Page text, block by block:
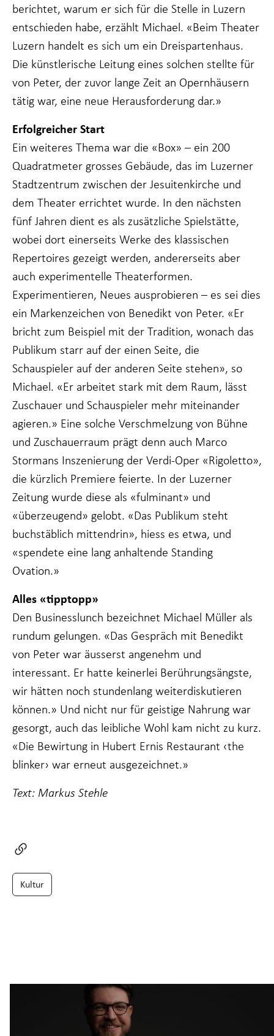
Kultur
berichtet, warum er sich für die Stelle in Luzern
entschieden habe, erzählt Michael. «Beim Theater
Luzern handelt es sich um ein Dreispartenhaus.
Die künstlerische Leitung eines solchen stellte für
von Peter, der zuvor lange Zeit an Opernhäusern
tätig war, eine neue Herausforderung dar.»
Erfolgreicher Start
Ein weiteres Thema war die «Box» – ein 200
Quadratmeter grosses Gebäude, das im Luzerner
Stadtzentrum zwischen der Jesuitenkirche und
dem Theater errichtet wurde. In den nächsten
fünf Jahren dient es als zusätzliche Spielstätte,
wobei dort einerseits Werke des klassischen
Repertoires gezeigt werden, andererseits aber
auch experimentelle Theaterformen.
Experimentieren, Neues ausprobieren – es sei dies
ein Markenzeichen von Benedikt von Peter. «Er
bricht zum Beispiel mit der Tradition, wonach das
Publikum starr auf der einen Seite, die
Schauspieler auf der anderen Seite stehen», so
Michael. «Er arbeitet stark mit dem Raum, lässt
Zuschauer und Schauspieler mehr miteinander
agieren.» Eine solche Verschmelzung von Bühne
und Zuschauerraum prägt denn auch Marco
Stormans Inszenierung der Verdi-Oper «Rigoletto»,
die kürzlich Premiere feierte. In der Luzerner
Zeitung wurde diese als «fulminant» und
«überzeugend» gelobt. «Das Publikum steht
buchstäblich mittendrin», hiess es etwa, und
«spendete eine lang anhaltende Standing
Ovation.»
Alles «tipptopp»
Den Businesslunch bezeichnet Michael Müller als
rundum gelungen. «Das Gespräch mit Benedikt
von Peter war äusserst angenehm und
interessant. Er hatte keinerlei Berührungsängste,
wir hätten noch stundenlang weiterdiskutieren
können.» Und nicht nur für geistige Nahrung war
gesorgt, auch das leibliche Wohl kam nicht zu kurz.
«Die Bewirtung in Hubert Ernis Restaurant ‹the
blinker› war erneut ausgezeichnet.»
Text: Markus Stehle
Website
verschwinden.
Marketing
Interesse und Ihr
Verhalten beim
Besuch unserer
Website mitteilen,
erhöhen Sie die
Wahrscheinlichkeit,
zugeschnittene
Inhalte und
Angebote sehen.